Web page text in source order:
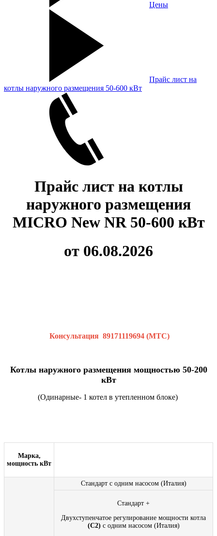
Цены
Прайс лист на
котлы наружного размещения 50-600 кВт
Прайс лист на котлы
наружного размещения
MICRO New NR 50-600 кВт
от 06.08.2026
Консультация 89171119694 (МТС)
Котлы наружного размещения мощностью 50-200
кВт
(Одинарные- 1 котел в утепленном блоке)
Марка,
мощность кВт
Стандарт с одним насосом (Италия)
Стандарт +
Двухступенчатое регулирование мощности котла
(С2) с одним насосом (Италия)